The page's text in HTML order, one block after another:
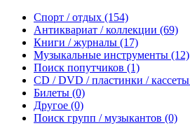
Спорт / отдых (154)
Антиквариат / коллекции (69)
Книги / журналы (17)
Музыкальные инструменты (12)
Поиск попутчиков (1)
CD / DVD / пластинки / кассеты
Билеты (0)
Другое (0)
Поиск групп / музыкантов (0)